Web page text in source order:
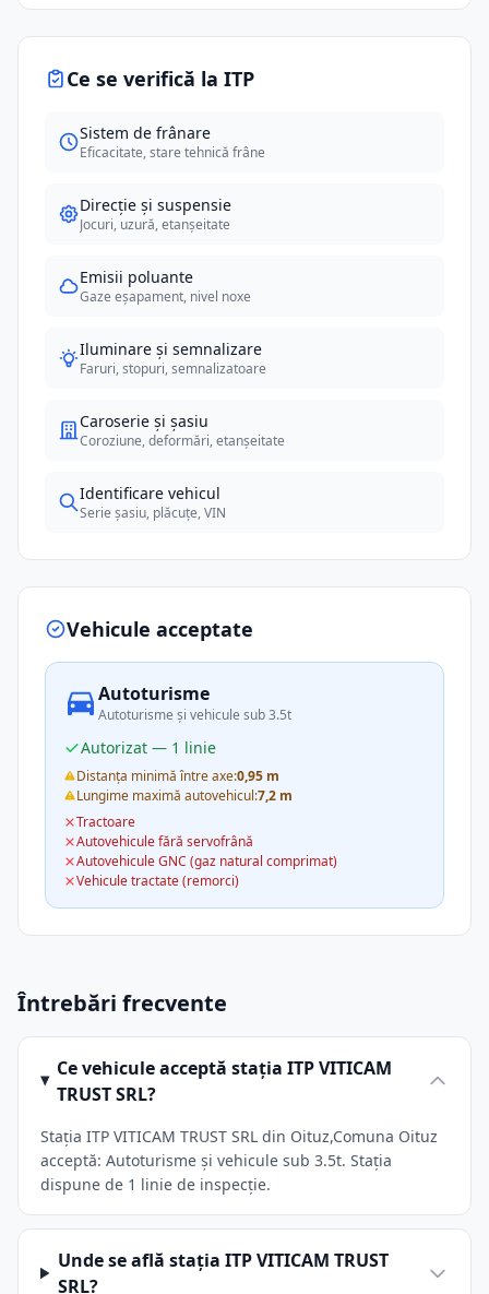
Ce se verifică la ITP
Sistem de frânare
Eficacitate, stare tehnică frâne
Direcție și suspensie
Jocuri, uzură, etanșeitate
Emisii poluante
Gaze eșapament, nivel noxe
Iluminare și semnalizare
Faruri, stopuri, semnalizatoare
Caroserie și șasiu
Coroziune, deformări, etanșeitate
Identificare vehicul
Serie șasiu, plăcuțe, VIN
Vehicule acceptate
Autoturisme
Autoturisme și vehicule sub 3.5t
Autorizat — 1 linie
Distanța minimă între axe:0,95 m
Lungime maximă autovehicul:7,2 m
Tractoare
Autovehicule fără servofrână
Autovehicule GNC (gaz natural comprimat)
Vehicule tractate (remorci)
Întrebări frecvente
Ce vehicule acceptă stația ITP VITICAM
TRUST SRL?
Stația ITP VITICAM TRUST SRL din Oituz,Comuna Oituz
acceptă: Autoturisme și vehicule sub 3.5t. Stația
dispune de 1 linie de inspecție.
Unde se află stația ITP VITICAM TRUST
SRL?